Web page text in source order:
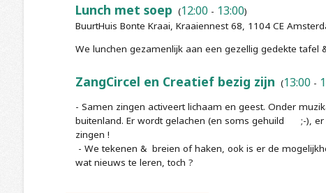
Lunch met soep (12:00- 13:00)
BuurtHuis Bonte Kraai, Kraaiennest 68, 1104 CE
We lunchen gezamenlijk aan een gezellig gedekte tafel
ZangCircel en Creatief bezig zijn (13:00-
- Samen zingen activeert lichaam en geest. Onder
buitenland. Er wordt gelachen (en soms gehuild ;-),
zingen !
- We tekenen & breien of haken, ook is er de
wat nieuws te leren, toch ?